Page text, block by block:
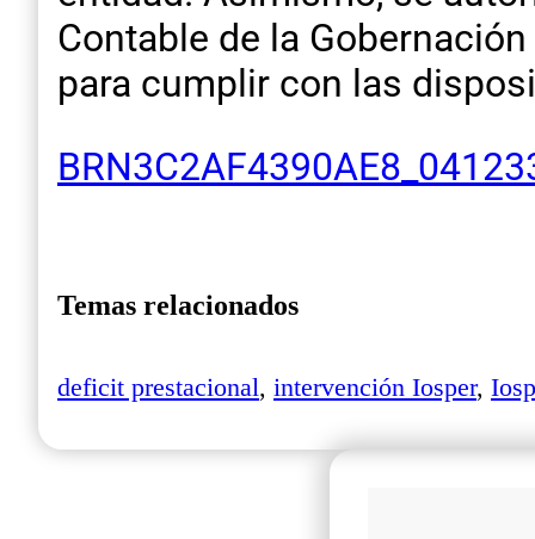
Contable de la
para cumplir con las
Temas relacionados
deficit prestacional, intervención Iosper,